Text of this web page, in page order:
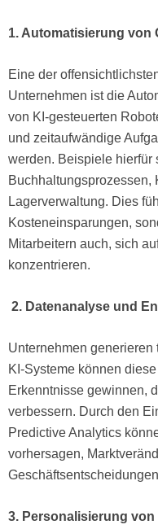
1. Automatisierung von
Eine der
Unternehmen ist die
von KI-gesteuerten
und zeitaufwändige
werden. Beispiele hierfür
Buchhaltungsprozessen,
Lagerverwaltung. Dies
Kosteneinsparungen,
Mitarbeitern auch, sich
konzentrieren.
2. Datenanalyse und
Unternehmen
KI-Systeme können
Erkenntnisse gewinnen,
verbessern. Durch den
Predictive Analytics
vorhersagen,
3. Personalisierung